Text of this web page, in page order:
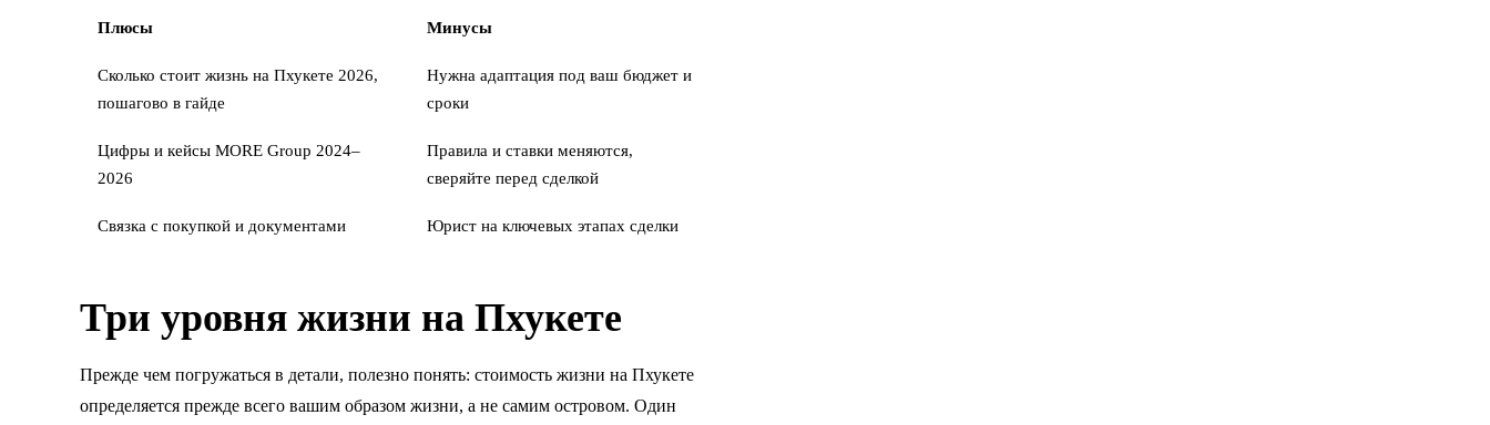
Плюсы Минусы
Сколько стоит жизнь на Пхукете 2026,
пошагово в гайде
Нужна адаптация под ваш бюджет и
сроки
Цифры и кейсы MORE Group 2024–
2026
Правила и ставки меняются,
сверяйте перед сделкой
Связка с покупкой и документами Юрист на ключевых этапах сделки
Три уровня жизни на Пхукете
Прежде чем погружаться в детали, полезно понять: стоимость жизни на Пхукете
определяется прежде всего вашим образом жизни, а не самим островом. Один